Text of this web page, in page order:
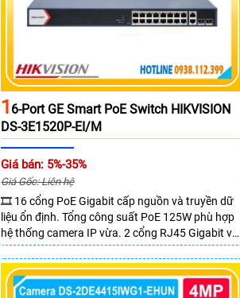
1 6-Port GE Smart PoE Switch HIKVISION
DS-3E1520P-EI/M
Giá bán: 5%-35%
Giá Gốc: Liên hệ
🎞 16 cổng PoE Gigabit cấp nguồn và truyền dữ
liệu ổn định. Tổng công suất PoE 125W phù hợp
hệ thống camera IP vừa. 2 cổng RJ45 Gigabit và
2 cổng quang SFP mở rộng linh hoạt. Hỗ trợ
truyền PoE xa tối đa lên đến 300 mét.